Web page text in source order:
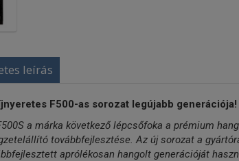
leírás
F500-as sorozat legújabb generációja!
a márka következő lépcsőfoka a prémium
továbbfejlesztése. Az új sorozat a
aprólékosan hangolt generációját